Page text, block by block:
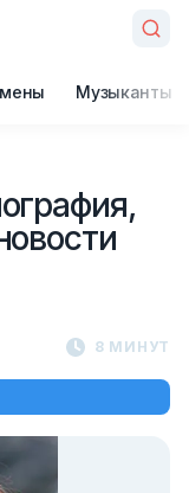
Музыканты
8 МИНУТ